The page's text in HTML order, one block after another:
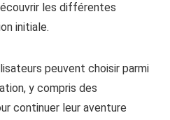
les différentes
initiale.
peuvent choisir parmi
y compris des
continuer leur aventure